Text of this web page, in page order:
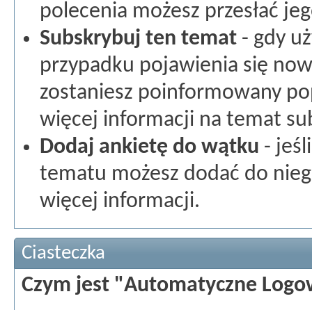
polecenia możesz przesłać
Subskrybuj ten temat - gdy
przypadku pojawienia się
zostaniesz poinformowany
więcej informacji na temat
Dodaj ankietę do wątku -
tematu możesz dodać do
więcej informacji.
Ciasteczka
Czym jest "Automatyczne